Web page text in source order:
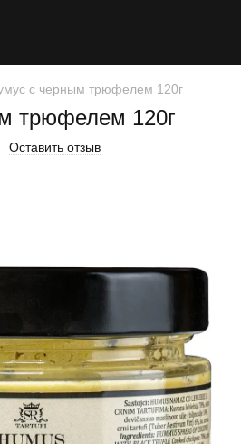
с черным трюфелем 120г
трюфелем 120г
Оставить отзыв